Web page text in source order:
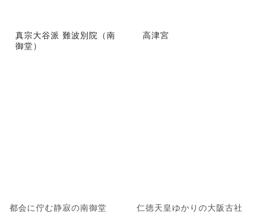
真宗大谷派 難波別院（南
御堂）
都会に佇む静寂の南御堂
高津宮
仁徳天皇ゆかりの大阪古社